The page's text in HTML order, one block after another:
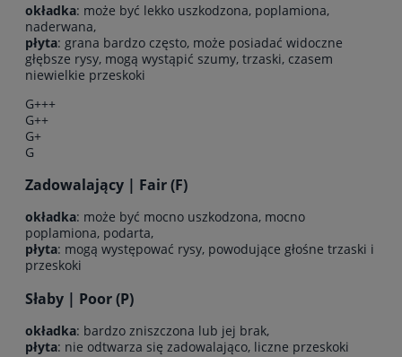
okładka: może być lekko uszkodzona, poplamiona,
naderwana,
płyta: grana bardzo często, może posiadać widoczne
głębsze rysy, mogą wystąpić szumy, trzaski, czasem
niewielkie przeskoki
G+++
G++
G+
G
Zadowalający | Fair (F)
okładka: może być mocno uszkodzona, mocno
poplamiona, podarta,
płyta: mogą występować rysy, powodujące głośne trzaski i
przeskoki
Słaby | Poor (P)
okładka: bardzo zniszczona lub jej brak,
płyta: nie odtwarza się zadowalająco, liczne przeskoki